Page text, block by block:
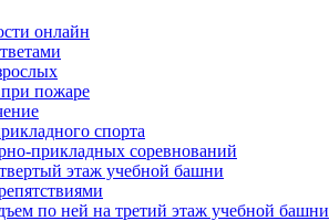
онлайн
пожаре
спорта
прикладных соревнований
этаж учебной башни
по ней на третий этаж учебной башни